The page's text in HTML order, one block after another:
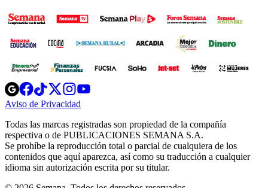
Opens
in
new
Opens
in
new
Opens
in
new
window
Opens
new
windowwindow
Aviso de Privacidad
new
window
Todas las marcas registradas son propiedad de la compañía
respectiva o de PUBLICACIONES SEMANA S.A.
Se prohíbe la reproducción total o parcial de cualquiera de los
contenidos que aquí aparezca, así como su traducción a cualquier
idioma sin autorización escrita por su titular.